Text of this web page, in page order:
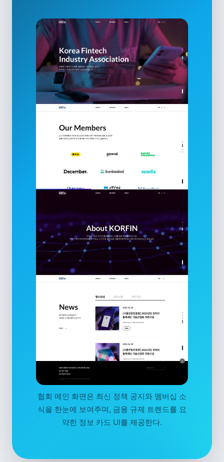
협회 메인 화면은 최신 정책 공지와 멤버십 소
식을 한눈에 보여주며, 금융 규제 트렌드를 요
약한 정보 카드 UI를 제공한다.